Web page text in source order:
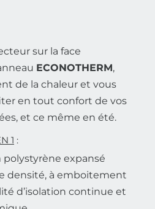
sur la face
ECONOTHERM,
de la chaleur et vous
en tout confort de vos
et ce même en été.
1 :
polystyrène expansé
densité, à emboitement
d’isolation continue et